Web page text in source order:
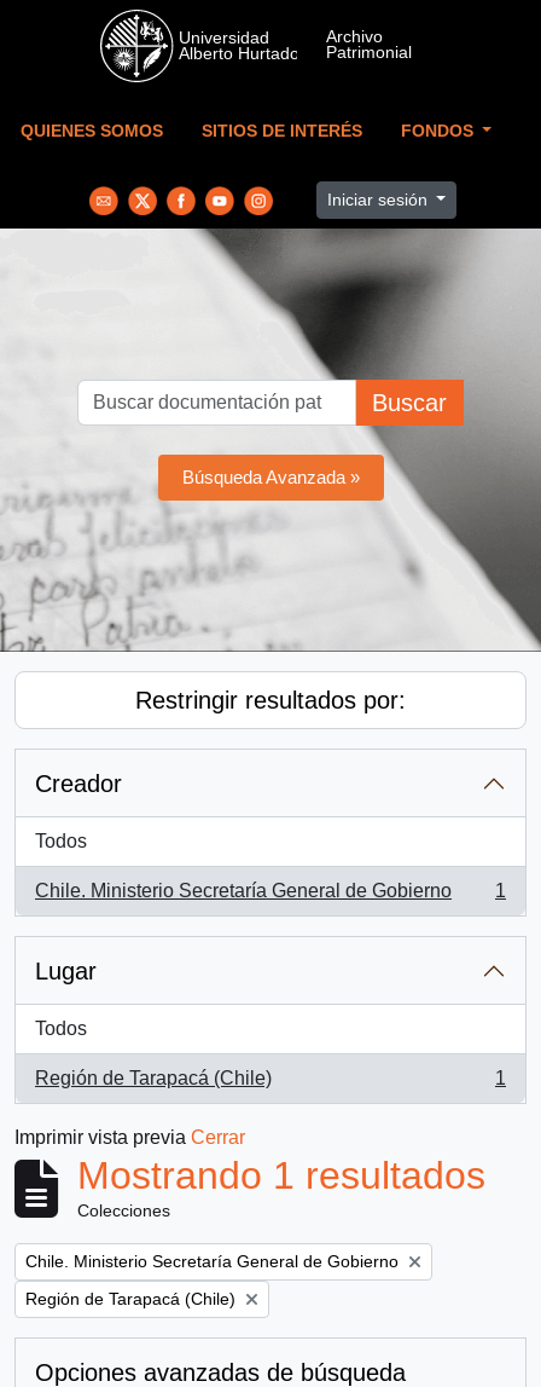
Skip to main content
QUIENES SOMOS SITIOS DE INTERÉS FONDOS
Iniciar sesión
Buscar
Búsqueda Avanzada »
Restringir resultados por:
Creador
Todos
Chile. Ministerio Secretaría General de Gobierno
, 1 resultados
1
Lugar
Todos
Región de Tarapacá (Chile)
, 1 resultados
1
Imprimir vista previa Cerrar
Mostrando 1 resultados
Colecciones
Remove filter:
Chile. Ministerio Secretaría General de Gobierno
Remove filter:
Región de Tarapacá (Chile)
Opciones avanzadas de búsqueda